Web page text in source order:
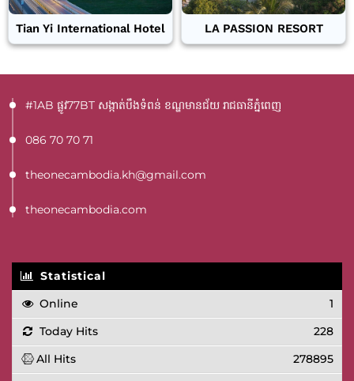
Tian Yi International Hotel LA PASSION RESORT
#1AB ផ្លូវ77BT​ សង្កាត់បឹងទំពន់ ខណ្ឌមានជ័យ រាជធានីភ្នំពេញ
086 70 70 71
theonecambodia.kh@gmail.com
theonecambodia.com
Statistical
Online
1
Today Hits
228
All Hits
278895